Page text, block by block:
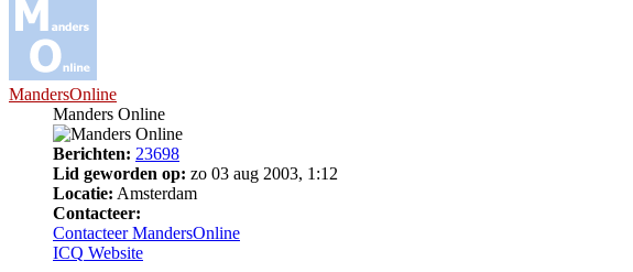
MandersOnline
Manders Online
Berichten: 23698
Lid geworden op: zo 03 aug 2003, 1:12
Locatie: Amsterdam
Contacteer:
Contacteer MandersOnline
ICQ Website